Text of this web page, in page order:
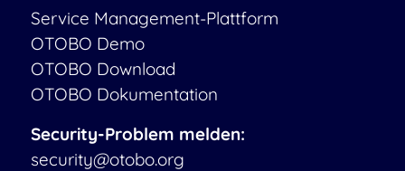
Service Management-Plattform
OTOBO Demo
OTOBO Download
OTOBO Dokumentation
Security-Problem melden:
security@otobo.org